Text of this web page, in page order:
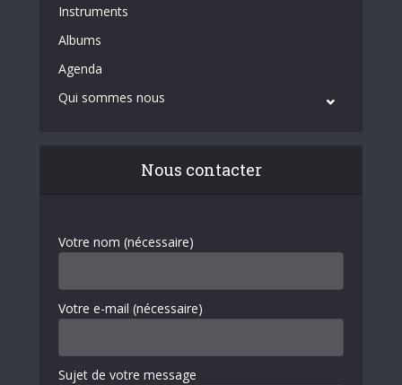
Instruments
Albums
Agenda
Qui sommes nous
Nous contacter
Votre nom (nécessaire)
Votre e-mail (nécessaire)
Sujet de votre message